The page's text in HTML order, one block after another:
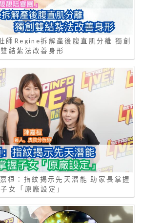
師Regine拆解產後腹直肌分離 獨創
雙結紮法改善身形
桓：指紋揭示先天潛能 助家長掌握
子女「原廠設定」